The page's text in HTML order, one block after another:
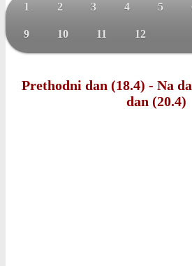
1 2 3 4 5
9 10 11 12
Prethodni dan (18.4) - Na
dan (20.4)